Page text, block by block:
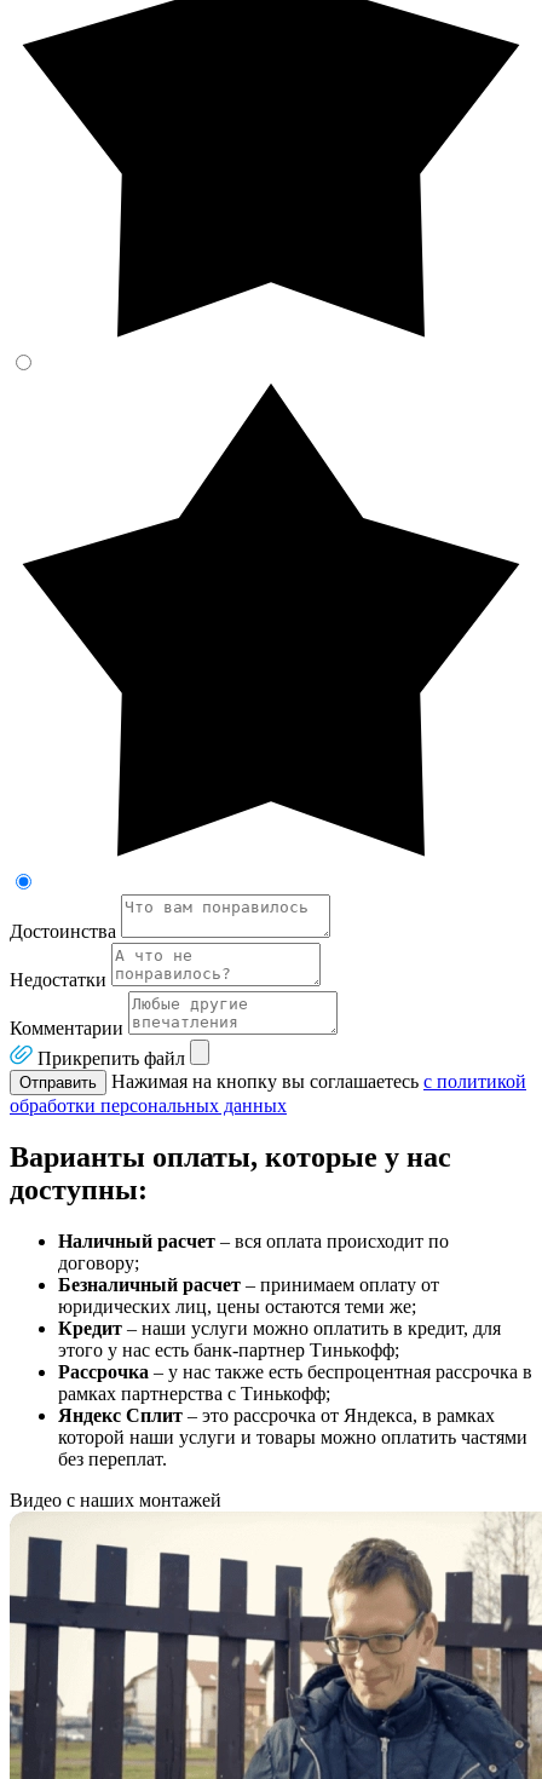
Достоинства
Недостатки
Комментарии
Прикрепить файл
Отправить Нажимая на кнопку вы соглашаетесь с политикой
обработки персональных данных
Варианты оплаты, которые у нас
доступны:
Наличный расчет – вся оплата происходит по
договору;
Безналичный расчет – принимаем оплату от
юридических лиц, цены остаются теми же;
Кредит – наши услуги можно оплатить в кредит, для
этого у нас есть банк-партнер Тинькофф;
Рассрочка – у нас также есть беспроцентная рассрочка в
рамках партнерства с Тинькофф;
Яндекс Сплит – это рассрочка от Яндекса, в рамках
которой наши услуги и товары можно оплатить частями
без переплат.
Видео с наших монтажей